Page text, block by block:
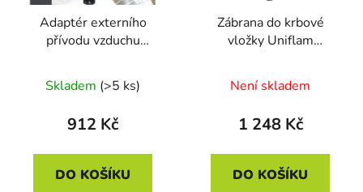
Adaptér externího
přívodu vzduchu
Skladem (>5 ks)
912 Kč
DO KOŠÍKU
Zábrana do krbové
vložky Uniflam
kazeta velká, Promo -
700362
Není skladem
1 248 Kč
DO KOŠÍKU